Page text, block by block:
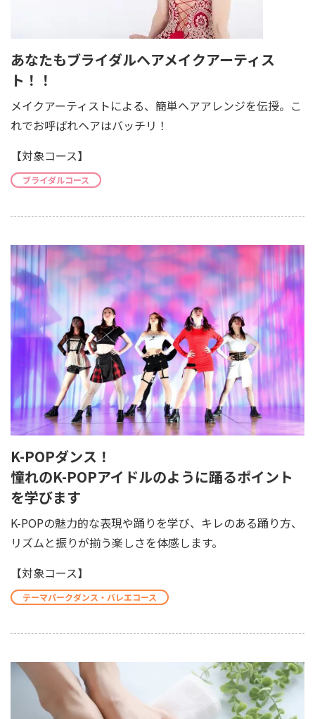
あなたもブライダルヘアメイクアーティス
ト！！
メイクアーティストによる、簡単ヘアアレンジを伝授。こ
れでお呼ばれヘアはバッチリ！
【対象コース】
ブライダルコース
K-POPダンス！
憧れのK-POPアイドルのように踊るポイント
を学びます
K-POPの魅力的な表現や踊りを学び、キレのある踊り方、
リズムと振りが揃う楽しさを体感します。
【対象コース】
テーマパークダンス・バレエコース